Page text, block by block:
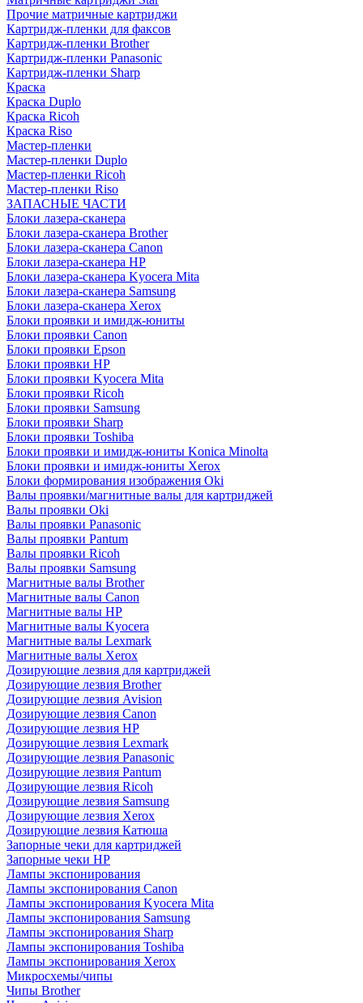
Прочие матричные картриджи
Картридж-пленки для факсов
Картридж-пленки Brother
Картридж-пленки Panasonic
Картридж-пленки Sharp
Краска
Краска Duplo
Краска Ricoh
Краска Riso
Мастер-пленки
Мастер-пленки Duplo
Мастер-пленки Ricoh
Мастер-пленки Riso
ЗАПАСНЫЕ ЧАСТИ
Блоки лазера-сканера
Блоки лазера-сканера Brother
Блоки лазера-сканера Canon
Блоки лазера-сканера HP
Блоки лазера-сканера Kyocera Mita
Блоки лазера-сканера Samsung
Блоки лазера-сканера Xerox
Блоки проявки и имидж-юниты
Блоки проявки Canon
Блоки проявки Epson
Блоки проявки HP
Блоки проявки Kyocera Mita
Блоки проявки Ricoh
Блоки проявки Samsung
Блоки проявки Sharp
Блоки проявки Toshiba
Блоки проявки и имидж-юниты Konica Minolta
Блоки проявки и имидж-юниты Xerox
Блоки формирования изображения Oki
Валы проявки/магнитные валы для картриджей
Валы проявки Oki
Валы проявки Panasonic
Валы проявки Pantum
Валы проявки Ricoh
Валы проявки Samsung
Магнитные валы Brother
Магнитные валы Canon
Магнитные валы HP
Магнитные валы Kyocera
Магнитные валы Lexmark
Магнитные валы Xerox
Дозирующие лезвия для картриджей
Дозирующие лезвия Brother
Дозирующие лезвия Avision
Дозирующие лезвия Canon
Дозирующие лезвия HP
Дозирующие лезвия Lexmark
Дозирующие лезвия Panasonic
Дозирующие лезвия Pantum
Дозирующие лезвия Ricoh
Дозирующие лезвия Samsung
Дозирующие лезвия Xerox
Дозирующие лезвия Катюша
Запорные чеки для картриджей
Запорные чеки HP
Лампы экспонирования
Лампы экспонирования Canon
Лампы экспонирования Kyocera Mita
Лампы экспонирования Samsung
Лампы экспонирования Sharp
Лампы экспонирования Toshiba
Лампы экспонирования Xerox
Микросхемы/чипы
Чипы Brother